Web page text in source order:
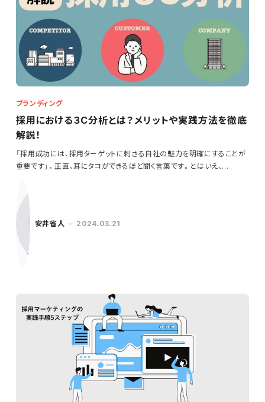
ブランディング
採用における３C分析とは？メリットや実践方法を徹底
解説！
「採用成功には、採用ターゲットに刺さる自社の魅力を明確にすることが
重要です」。正直、耳にタコができるほど聞く言葉です。とはいえ、…
安井省人 2024.03.21